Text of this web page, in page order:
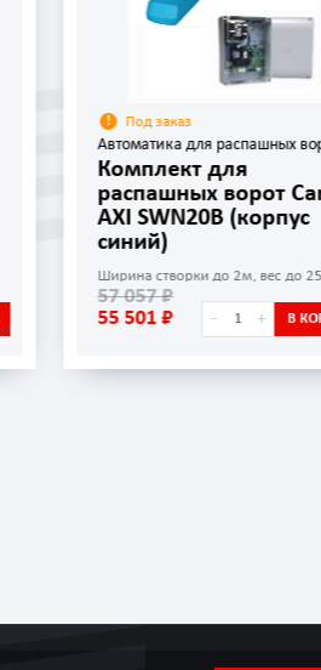
Под заказ
Автоматика для распашных
Комплект для
распашных ворот
AXI SWN20B (корпус
синий)
Ширина cтворки до 2м, вес до
57 057 ₽
55 501 ₽
- + В